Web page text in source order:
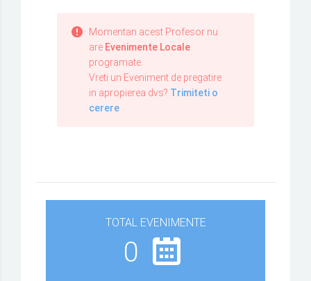
Momentan acest Profesor nu
are Evenimente Locale
programate.
Vreti un Eveniment de pregatire
in apropierea dvs? Trimiteti o
cerere
TOTAL EVENIMENTE
0